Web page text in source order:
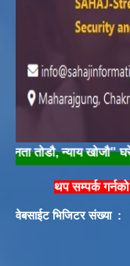
न्याय खोजौ" घरेलु
थप सम्पर्क
वेबसाईट भिजिटर संख्या :